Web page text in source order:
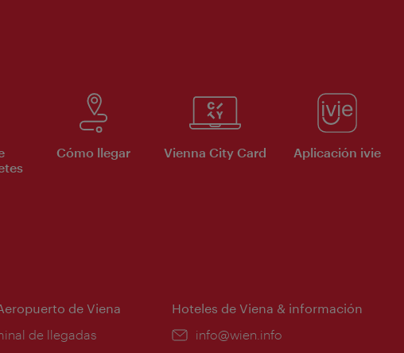
Cómo llegar Vienna City Card Aplicación ivie
de Viena
de llegadas
Hoteles de Viena & información
e-
info@wien.info